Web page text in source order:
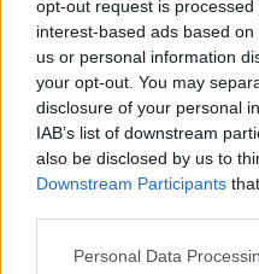
opt-out request is
interest-based ads based
us or personal information
your opt-out. You may
disclosure of your personal
IAB’s list of downstream
also be disclosed by us to
Downstream Participants
Personal Data